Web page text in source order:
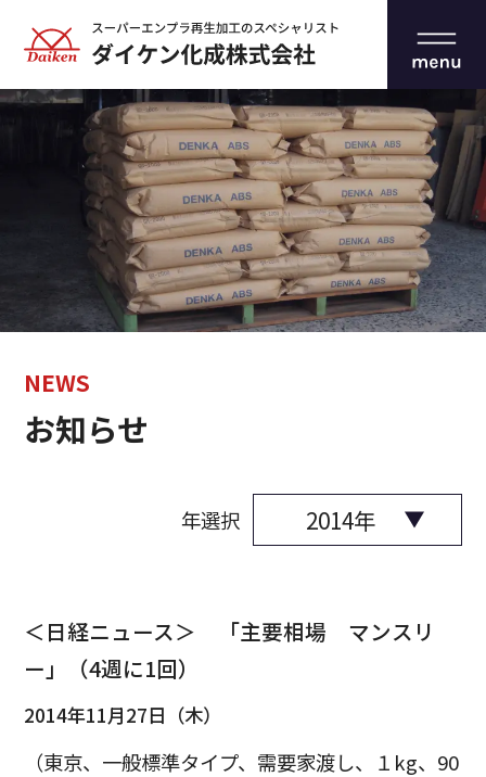
NEWS
お知らせ
年選択
＜日経ニュース＞ 「主要相場 マンスリ
ー」（4週に1回）
2014年11月27日（木）
（東京、一般標準タイプ、需要家渡し、１kg、90